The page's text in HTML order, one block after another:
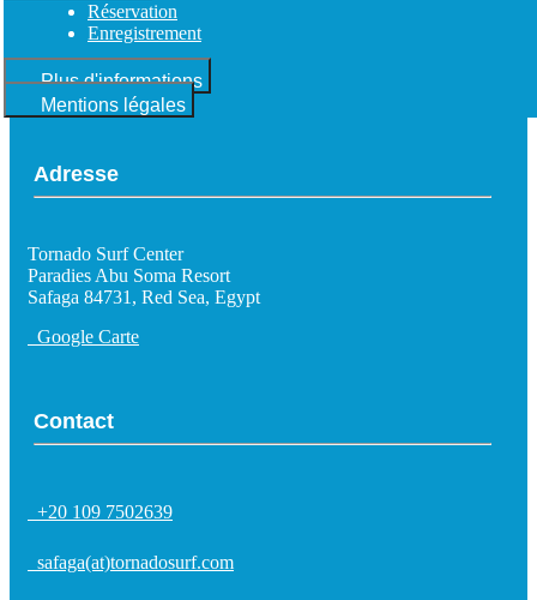
Réservation
Enregistrement
Plus d'informations
Mentions légales
Adresse
Tornado Surf Center
Paradies Abu Soma Resort
Safaga 84731, Red Sea, Egypt
Google Carte
Contact
+20 109 7502639
safaga(at)tornadosurf.com